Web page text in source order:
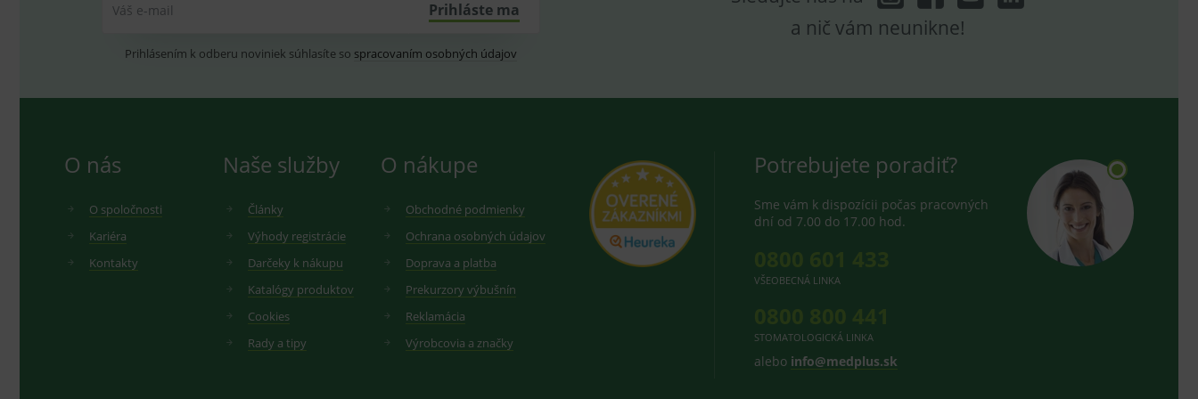
Váš e-mail Prihláste ma
Prihlásením k odberu noviniek súhlasíte so spracovaním osobných údajov
a nič vám neunikne!
O nás
O spoločnosti
Kariéra
Kontakty
Naše služby
Články
Výhody registrácie
Darčeky k nákupu
Katalógy produktov
Cookies
Rady a tipy
O nákupe
Obchodné podmienky
Ochrana osobných údajov
Doprava a platba
Prekurzory výbušnín
Reklamácia
Výrobcovia a značky
Potrebujete poradiť?
Sme vám k dispozícii počas pracovných
dní od 7.00 do 17.00 hod.
VŠEOBECNÁ LINKA
STOMATOLOGICKÁ LINKA
alebo info@medplus.sk